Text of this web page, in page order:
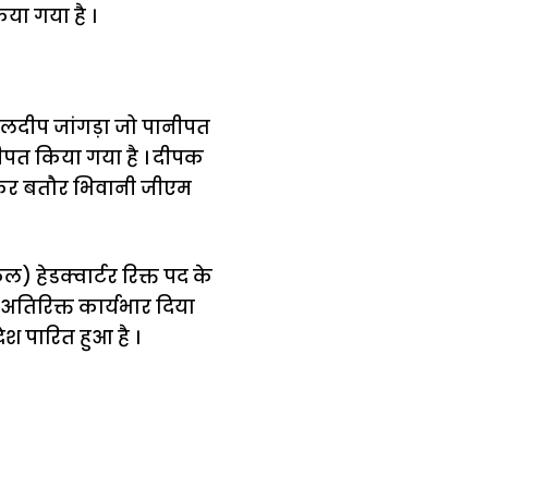
गया है ।
जांगड़ा जो पानीपत
किया गया है । दीपक
बतौर भिवानी जीएम
हेडक्वार्टर रिक्त पद के
कार्यभार दिया
पारित हुआ है ।